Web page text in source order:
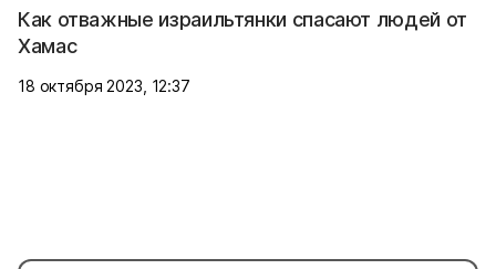
Как отважные израильтянки спасают людей от
Хамас
18 октября 2023, 12:37